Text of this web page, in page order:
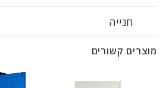
חנייה
מוצרים קשורים